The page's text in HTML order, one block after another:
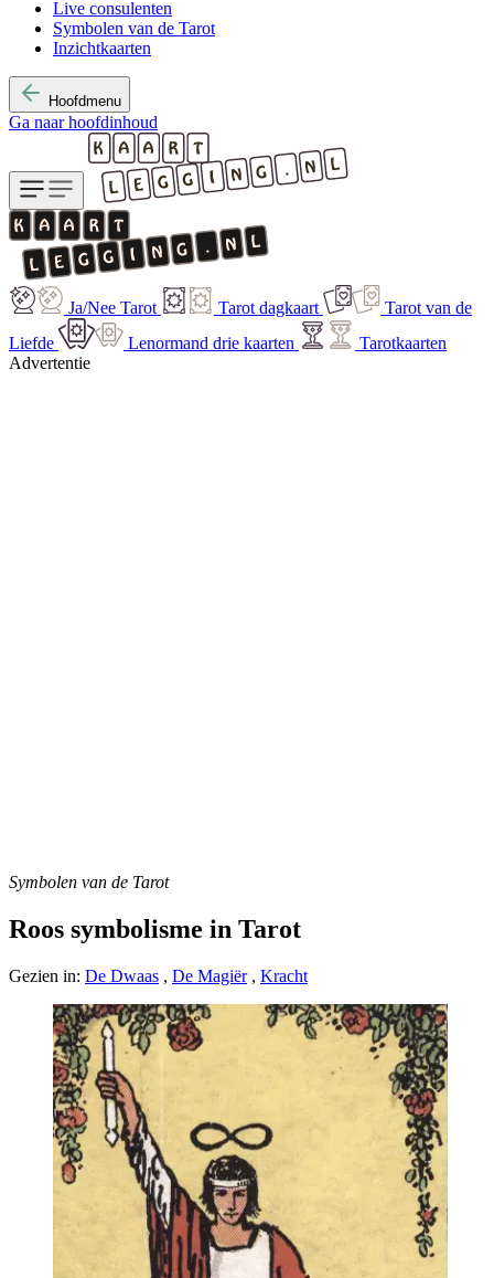
Live consulenten
Symbolen van de Tarot
Inzichtkaarten
Hoofdmenu
Ga naar hoofdinhoud
Ja/Nee Tarot Tarot dagkaart
Tarot van de
Liefde
Lenormand drie kaarten
Tarotkaarten
Advertentie
Symbolen van de Tarot
Roos symbolisme in Tarot
Gezien in: De Dwaas , De Magiër, Kracht